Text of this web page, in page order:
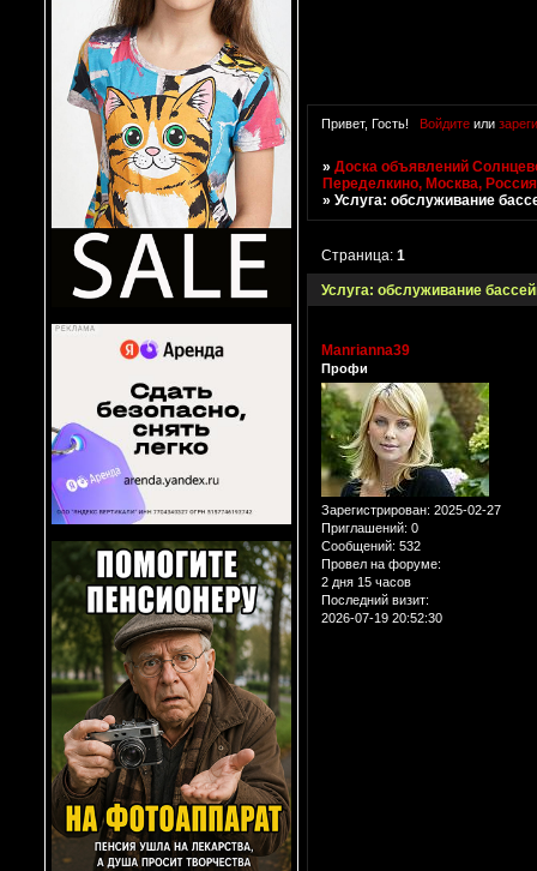
Привет, Гость! Войдитеили
»Доска объявлений
Переделкино, Москва, Россия
»Услуга: обслуживание
Услуга: обслуживание
Страница:1
Manrianna39
Профи
Зарегистрирован: 2025-02-27
Приглашений: 0
Сообщений: 532
Провел на форуме:
2 дня 15 часов
Последний визит:
2026-07-19 20:52:30